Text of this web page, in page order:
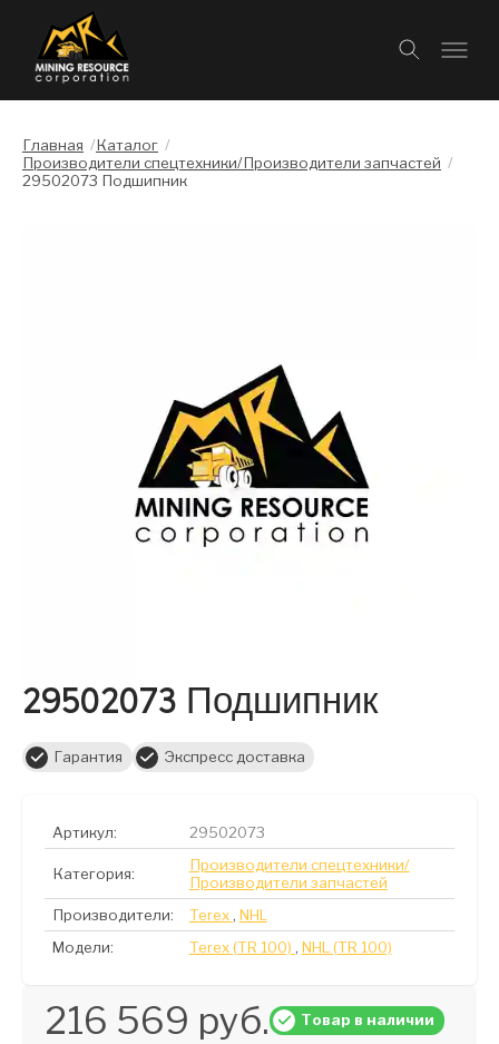
Главная /Каталог /
Производители спецтехники/Производители запчастей /
29502073 Подшипник
29502073 Подшипник
Гарантия Экспресс доставка
Артикул: 29502073
Категория:
Производители спецтехники/
Производители запчастей
Производители:
Terex , NHL
Модели:
Terex (TR 100) , NHL (TR 100)
216 569 руб. Товар в наличии